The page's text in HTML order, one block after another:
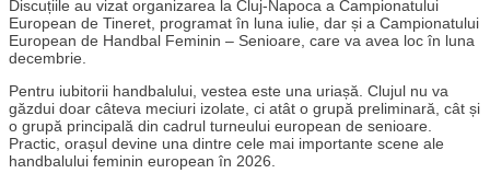
Discuțiile au vizat organizarea la Cluj-Napoca a Campionatului
European de Tineret, programat în luna iulie, dar și a Campionatului
European de Handbal Feminin – Senioare, care va avea loc în luna
decembrie.
Pentru iubitorii handbalului, vestea este una uriașă. Clujul nu va
găzdui doar câteva meciuri izolate, ci atât o grupă preliminară, cât și
o grupă principală din cadrul turneului european de senioare.
Practic, orașul devine una dintre cele mai importante scene ale
handbalului feminin european în 2026.